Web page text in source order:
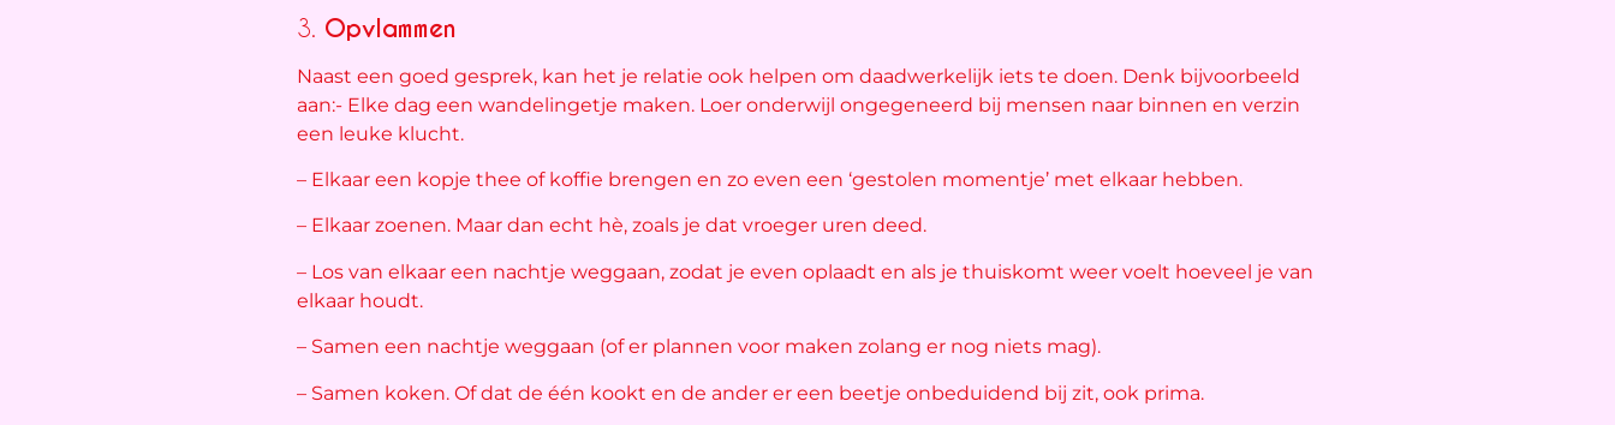
3. Opvlammen
Naast een goed gesprek, kan het je relatie ook helpen om daadwerkelijk iets te doen. Denk bijvoorbeeld
aan:- Elke dag een wandelingetje maken. Loer onderwijl ongegeneerd bij mensen naar binnen en verzin
een leuke klucht.
– Elkaar een kopje thee of koffie brengen en zo even een ‘gestolen momentje’ met elkaar hebben.
– Elkaar zoenen. Maar dan echt hè, zoals je dat vroeger uren deed.
– Los van elkaar een nachtje weggaan, zodat je even oplaadt en als je thuiskomt weer voelt hoeveel je van
elkaar houdt.
– Samen een nachtje weggaan (of er plannen voor maken zolang er nog niets mag).
– Samen koken. Of dat de één kookt en de ander er een beetje onbeduidend bij zit, ook prima.